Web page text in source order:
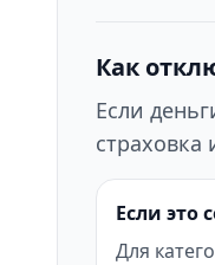
Как
Если
страховка
Если это
Для